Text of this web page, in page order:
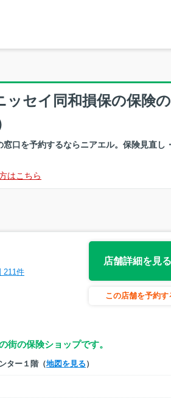
セイ同和損保の保険
口を予約するならニアエル。保険見直し
はこちら
211件
店舗詳細を見る
この店舗を予約す
街の保険ショップです。
ター１階（地図を見る ）